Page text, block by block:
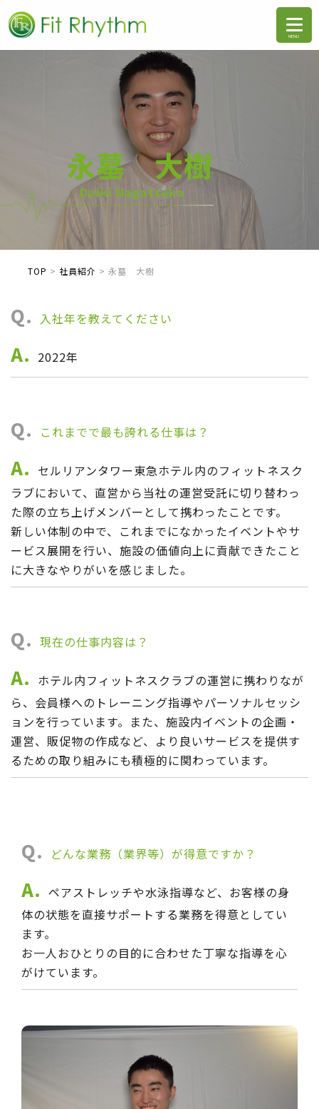
永墓 大樹
Daiki Nagatsuka
TOP > 社員紹介 > 永墓 大樹
Q. 入社年を教えてください
A. 2022年
Q. これまでで最も誇れる仕事は？
A. セルリアンタワー東急ホテル内のフィットネスク
ラブにおいて、直営から当社の運営受託に切り替わっ
た際の立ち上げメンバーとして携わったことです。
新しい体制の中で、これまでになかったイベントやサ
ービス展開を行い、施設の価値向上に貢献できたこと
に大きなやりがいを感じました。
Q. 現在の仕事内容は？
A. ホテル内フィットネスクラブの運営に携わりなが
ら、会員様へのトレーニング指導やパーソナルセッシ
ョンを行っています。また、施設内イベントの企画・
運営、販促物の作成など、より良いサービスを提供す
るための取り組みにも積極的に関わっています。
Q. どんな業務（業界等）が得意ですか？
A. ペアストレッチや水泳指導など、お客様の身
体の状態を直接サポートする業務を得意としてい
ます。
お一人おひとりの目的に合わせた丁寧な指導を心
がけています。